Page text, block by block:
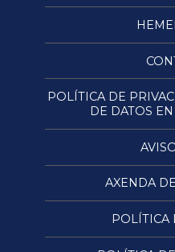
POLÍTICA DE
DE DATOS
AXENDA
POLÍTICA